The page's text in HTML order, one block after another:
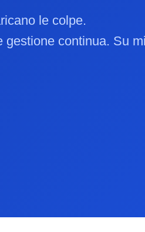
le colpe.
continua. Su